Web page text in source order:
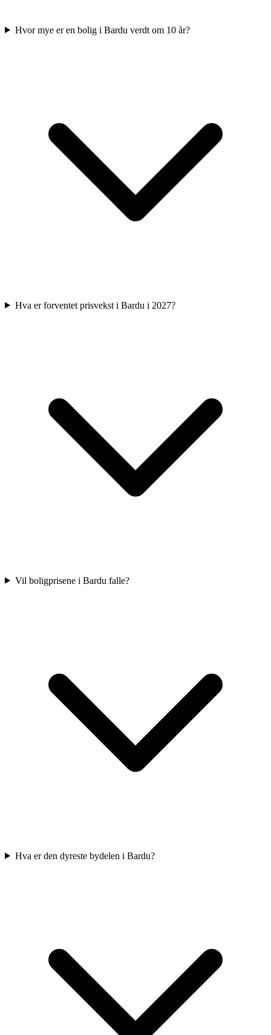
Hvor mye er en bolig i Bardu verdt om 10 år?
Hva er forventet prisvekst i Bardu i 2027?
Vil boligprisene i Bardu falle?
Hva er den dyreste bydelen i Bardu?